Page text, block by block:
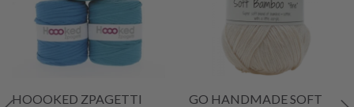
HOOOKED ZPAGETTI
GO HANDMADE SOFT